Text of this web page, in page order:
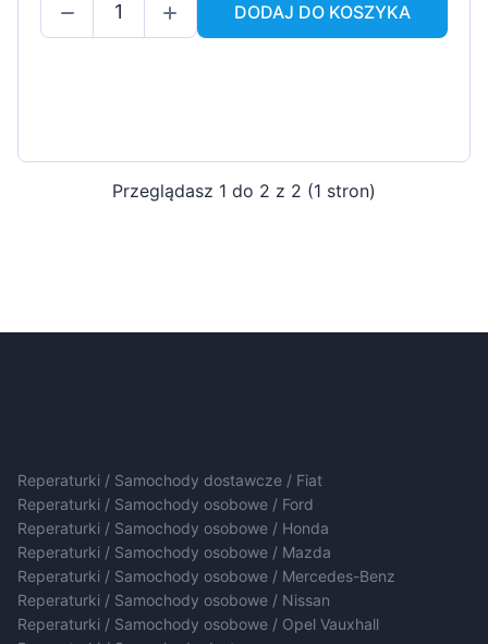
DODAJ DO KOSZYKA
Przeglądasz 1 do 2 z 2 (1 stron)
Reperaturki / Samochody dostawcze / Fiat
Reperaturki / Samochody osobowe / Ford
Reperaturki / Samochody osobowe / Honda
Reperaturki / Samochody osobowe / Mazda
Reperaturki / Samochody osobowe / Mercedes-Benz
Reperaturki / Samochody osobowe / Nissan
Reperaturki / Samochody osobowe / Opel Vauxhall